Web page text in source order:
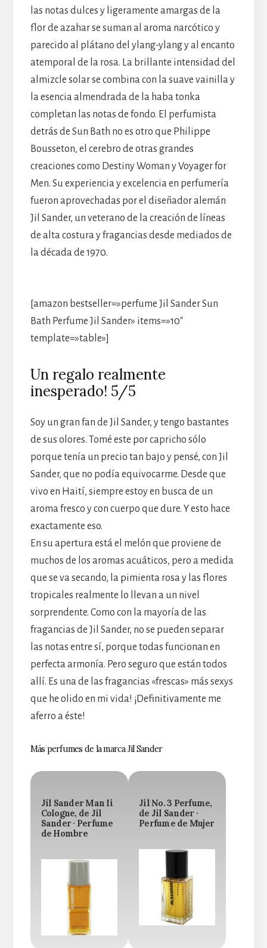
las notas dulces y ligeramente amargas de la
flor de azahar se suman al aroma narcótico y
parecido al plátano del ylang-ylang y al encanto
atemporal de la rosa. La brillante intensidad del
almizcle solar se combina con la suave vainilla y
la esencia almendrada de la haba tonka
completan las notas de fondo. El perfumista
detrás de Sun Bath no es otro que Philippe
Bousseton, el cerebro de otras grandes
creaciones como Destiny Woman y Voyager for
Men. Su experiencia y excelencia en perfumería
fueron aprovechadas por el diseñador alemán
Jil Sander, un veterano de la creación de líneas
de alta costura y fragancias desde mediados de
la década de 1970.
[amazon bestseller=»perfume Jil Sander Sun
Bath Perfume Jil Sander» items=»10″
template=»table»]
Un regalo realmente
inesperado! 5/5
Soy un gran fan de Jil Sander, y tengo bastantes
de sus olores. Tomé este por capricho sólo
porque tenía un precio tan bajo y pensé, con Jil
Sander, que no podía equivocarme. Desde que
vivo en Haití, siempre estoy en busca de un
aroma fresco y con cuerpo que dure. Y esto hace
exactamente eso.
En su apertura está el melón que proviene de
muchos de los aromas acuáticos, pero a medida
que se va secando, la pimienta rosa y las flores
tropicales realmente lo llevan a un nivel
sorprendente. Como con la mayoría de las
fragancias de Jil Sander, no se pueden separar
las notas entre sí, porque todas funcionan en
perfecta armonía. Pero seguro que están todos
allí. Es una de las fragancias «frescas» más sexys
que he olido en mi vida! ¡Definitivamente me
aferro a éste!
Más perfumes de la marca Jil Sander
Jil Sander Man Ii
Cologne, de Jil
Sander · Perfume
de Hombre
Jil No. 3 Perfume,
de Jil Sander ·
Perfume de Mujer